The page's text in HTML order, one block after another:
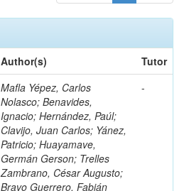
Author(s)
Tutor
Mafla Yépez, Carlos
Nolasco; Benavides,
Ignacio; Hernández, Paúl;
Clavijo, Juan Carlos; Yánez,
Patricio; Huayamave,
Germán Gerson; Trelles
Zambrano, César Augusto;
Bravo Guerrero, Fabián
-